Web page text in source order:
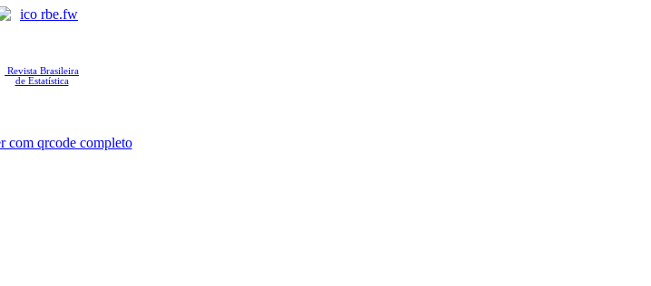
Revista Brasileira
de Estatística